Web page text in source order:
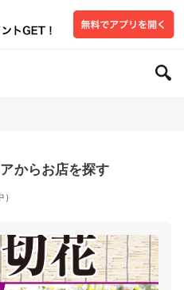
からお店を探す